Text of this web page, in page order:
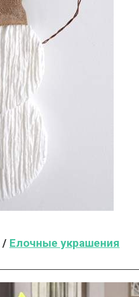
/ Елочные украшения